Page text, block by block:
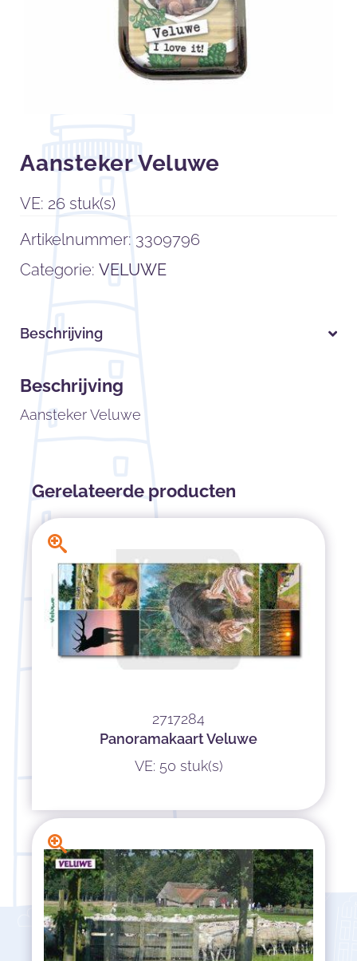
Aansteker Veluwe
VE: 26 stuk(s)
Artikelnummer: 3309796
Categorie:VELUWE
Beschrijving
Beschrijving
Aansteker Veluwe
Gerelateerde producten
2717284
Panoramakaart Veluwe
VE: 50 stuk(s)